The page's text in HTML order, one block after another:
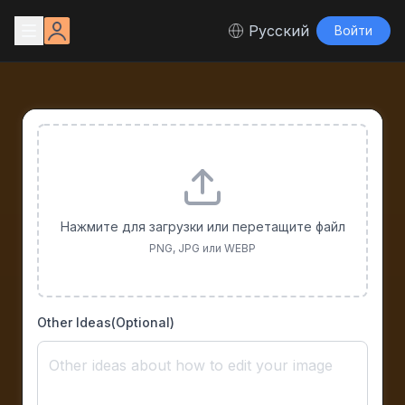
Русский Войти
Нажмите для загрузки или перетащите файл
PNG, JPG или WEBP
Other Ideas(Optional)